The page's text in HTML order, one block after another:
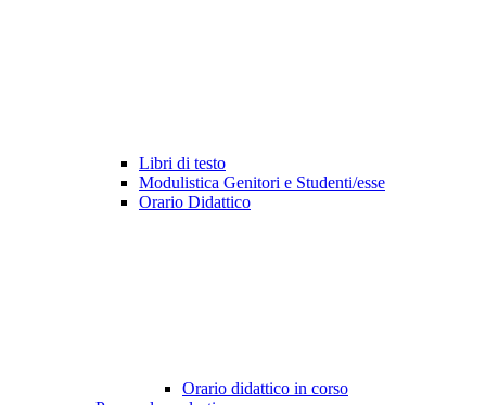
Libri di testo
Modulistica Genitori e Studenti/esse
Orario Didattico
Orario didattico in corso